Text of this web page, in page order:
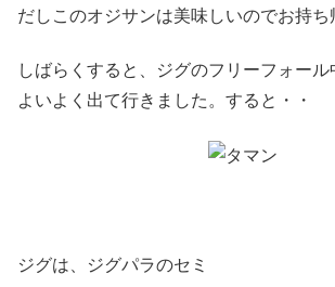
だしこのオジサンは美味しいのでお持ち
しばらくすると、ジグのフリーフォール
よいよく出て行きました。すると・・
ジグは、ジグパラのセミ